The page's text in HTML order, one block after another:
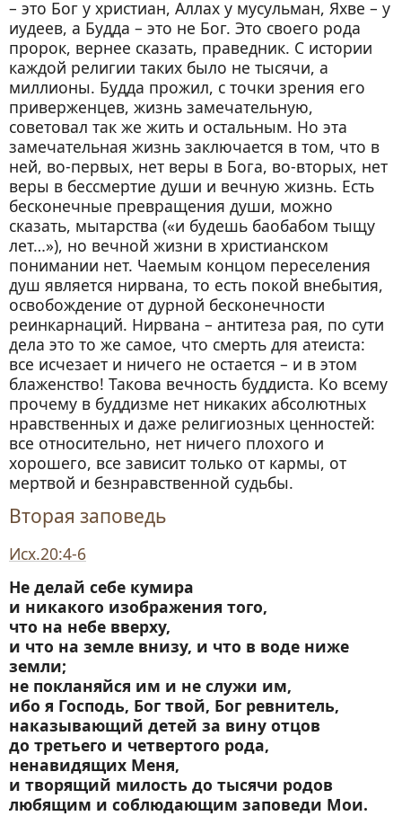
– это Бог у христиан, Аллах у мусульман, Яхве – у
иудеев, а Будда – это не Бог. Это своего рода
пророк, вернее сказать, праведник. С истории
каждой религии таких было не тысячи, а
миллионы. Будда прожил, с точки зрения его
приверженцев, жизнь замечательную,
советовал так же жить и остальным. Но эта
замечательная жизнь заключается в том, что в
ней, во-первых, нет веры в Бога, во-вторых, нет
веры в бессмертие души и вечную жизнь. Есть
бесконечные превращения души, можно
сказать, мытарства («и будешь баобабом тыщу
лет…»), но вечной жизни в христианском
понимании нет. Чаемым концом переселения
душ является нирвана, то есть покой внебытия,
освобождение от дурной бесконечности
реинкарнаций. Нирвана – антитеза рая, по сути
дела это то же самое, что смерть для атеиста:
все исчезает и ничего не остается – и в этом
блаженство! Такова вечность буддиста. Ко всему
прочему в буддизме нет никаких абсолютных
нравственных и даже религиозных ценностей:
все относительно, нет ничего плохого и
хорошего, все зависит только от кармы, от
мертвой и безнравственной судьбы.
Вторая заповедь
Исх.20:4-6
Не делай себе кумира
и никакого изображения того,
что на небе вверху,
и что на земле внизу, и что в воде ниже
земли;
не покланяйся им и не служи им,
ибо я Господь, Бог твой, Бог ревнитель,
наказывающий детей за вину отцов
до третьего и четвертого рода,
ненавидящих Меня,
и творящий милость до тысячи родов
любящим и соблюдающим заповеди Мои.